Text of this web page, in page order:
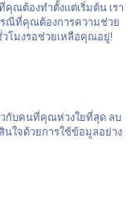
คุณต้องทำตั้งแต่เริ่มต้น เรา
รณีที่คุณต้องการความช่วย
โมงรอช่วยเหลือคุณอยู่!
วกับคนที่คุณห่วงใยที่สุด ลบ
ใจด้วยการใช้ข้อมูลอย่าง